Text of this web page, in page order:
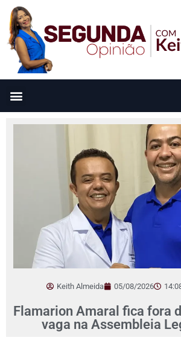
Keith Almeida 05/08/2026
Flamarion Amaral fica fora
vaga na Assembleia